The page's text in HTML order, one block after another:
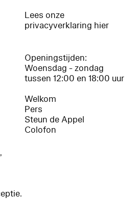
Lees onze
privacyverklaring hier
Openingstijden:
Woensdag - zondag
tussen 12:00 en 18:00 uur
Welkom
Pers
Steun de Appel
Colofon